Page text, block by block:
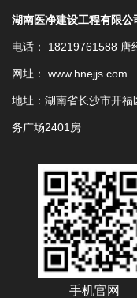
湖南医净建设工程有限公
电话： 18219761588
网址： www.hnejjs.com
地址：湖南省长沙市开
务广场2401房
手机官网